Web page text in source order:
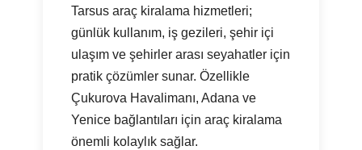
Tarsus araç kiralama hizmetleri;
günlük kullanım, iş gezileri, şehir içi
ulaşım ve şehirler arası seyahatler için
pratik çözümler sunar. Özellikle
Çukurova Havalimanı, Adana ve
Yenice bağlantıları için araç kiralama
önemli kolaylık sağlar.